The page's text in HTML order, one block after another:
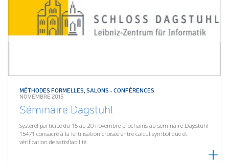
MÉTHODES FORMELLES,SALONS - CONFÉRENCES
NOVEMBRE 2015
Séminaire Dagstuhl
Systerel participe du 15 au 20 novembre prochains au séminaire Dagstuhl
15471 consacré à la fertilisation croisée entre calcul symbolique et
vérification de satisfiabilité.